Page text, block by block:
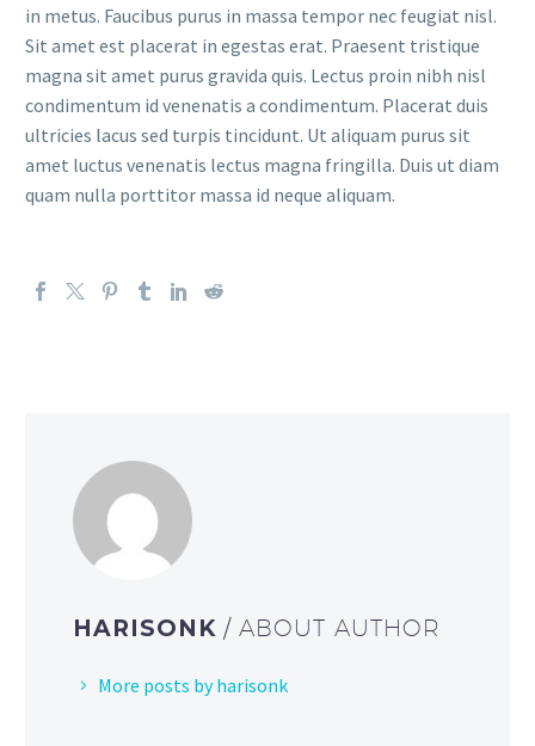
in metus. Faucibus purus in massa tempor nec feugiat nisl.
Sit amet est placerat in egestas erat. Praesent tristique
magna sit amet purus gravida quis. Lectus proin nibh nisl
condimentum id venenatis a condimentum. Placerat duis
ultricies lacus sed turpis tincidunt. Ut aliquam purus sit
amet luctus venenatis lectus magna fringilla. Duis ut diam
quam nulla porttitor massa id neque aliquam.
HARISONK / ABOUT AUTHOR
More posts by harisonk